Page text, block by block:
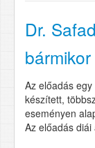
COVID-19
Tematikus
Adatlapok
Dr.
Az előadás
készített,
eseményen
Az előadás